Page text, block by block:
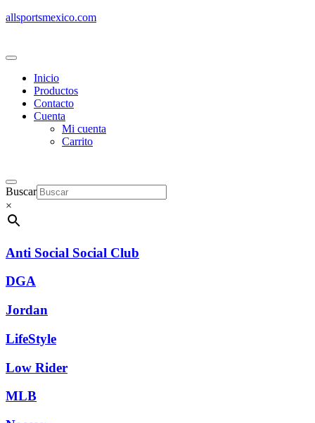
allsportsmexico.com
Inicio
Productos
Contacto
Cuenta
Mi cuenta
Carrito
Buscar
×
Anti Social Social Club
DGA
Jordan
LifeStyle
Low Rider
MLB